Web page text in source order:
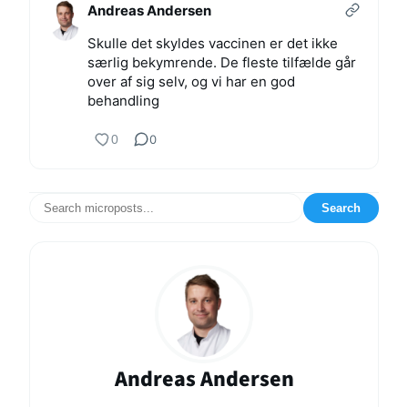
Andreas Andersen
Skulle det skyldes vaccinen er det ikke
særlig bekymrende. De fleste tilfælde går
over af sig selv, og vi har en god
behandling
0 0
Search
Andreas Andersen